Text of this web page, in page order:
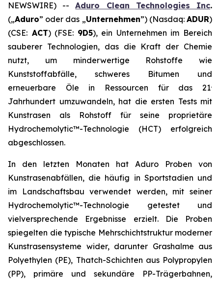
NEWSWIRE) --Aduro Clean Technologies Inc.
(„Aduro” oder das „Unternehmen”) (Nasdaq:ADUR)
(CSE: ACT) (FSE: 9D5), ein Unternehmen im Bereich
sauberer Technologien, das die Kraft der Chemie
nutzt, um minderwertige Rohstoffe wie
Kunststoffabfälle, schweres Bitumen und
erneuerbare Öle in Ressourcen für das 21.
Jahrhundert umzuwandeln, hat die ersten Tests mit
Kunstrasen als Rohstoff für seine proprietäre
Hydrochemolytic™-Technologie (HCT) erfolgreich
abgeschlossen.
In den letzten Monaten hat Aduro Proben von
Kunstrasenabfällen, die häufig in Sportstadien und
im Landschaftsbau verwendet werden, mit seiner
Hydrochemolytic™-Technologie getestet und
vielversprechende Ergebnisse erzielt. Die Proben
spiegelten die typische Mehrschichtstruktur moderner
Kunstrasensysteme wider, darunter Grashalme aus
Polyethylen (PE), Thatch-Schichten aus Polypropylen
(PP), primäre und sekundäre PP-Trägerbahnen,